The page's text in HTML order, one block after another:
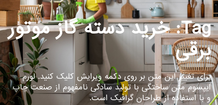
Tag: خرید دسته گاز موتور
برقی
برای تغییر این متن بر روی دکمه ویرایش کلیک کنید. لورم
ایپسوم متن ساختگی با تولید سادگی نامفهوم از صنعت چاپ
و با استفاده از طراحان گرافیک است.